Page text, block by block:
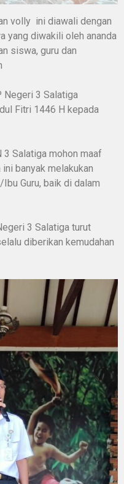
volly ini diawali dengan
yang diwakili oleh ananda
siswa, guru dan
Negeri 3 Salatiga
Fitri 1446 H kepada
3 Salatiga mohon maaf
banyak melakukan
Guru, baik di dalam
3 Salatiga turut
diberikan kemudahan